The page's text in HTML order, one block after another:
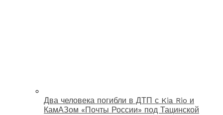
Два человека погибли в ДТП с Kia Rio и
КамАЗом «Почты России» под Тацинской